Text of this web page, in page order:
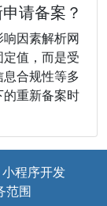
请备案？
因素解析网
值，而是受
合规性等多
重新备案时
小程序开发
范围